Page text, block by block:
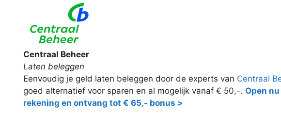
Centraal Beheer
Laten beleggen
Eenvoudig je geld laten beleggen door de experts van Centraal
goed alternatief voor sparen en al mogelijk vanaf € 50,-. Open
rekening en ontvang tot € 65,- bonus >